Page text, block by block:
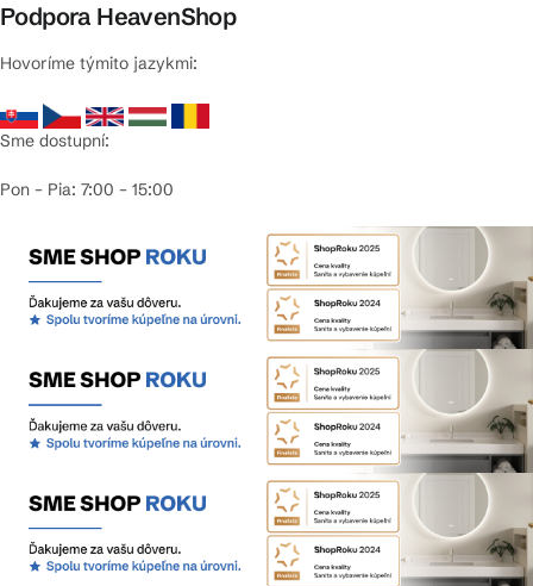
Podpora HeavenShop
Hovoríme týmito jazykmi:
Sme dostupní:
Pon – Pia: 7:00 – 15:00